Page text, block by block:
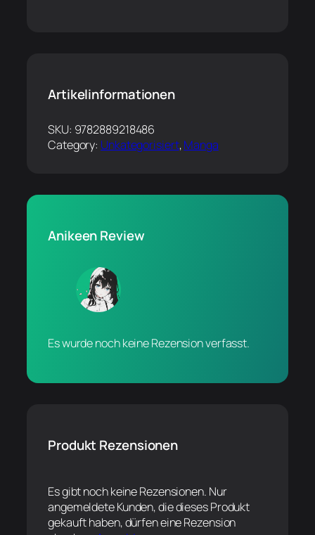
Artikelinformationen
SKU: 9782889218486
Category: Unkategorisiert, Manga
Anikeen Review
Es wurde noch keine Rezension verfasst.
Produkt Rezensionen
Es gibt noch keine Rezensionen. Nur
angemeldete Kunden, die dieses Produkt
gekauft haben, dürfen eine Rezension